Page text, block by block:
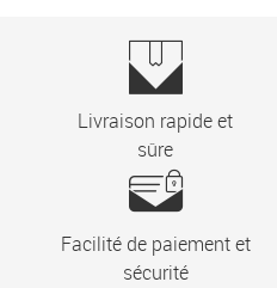
Livraison rapide et
sûre
Facilité de paiement et
sécurité